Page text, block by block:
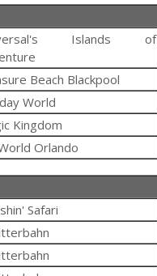
Islands of
Beach Blackpool
World
Kingdom
Orlando
Safari